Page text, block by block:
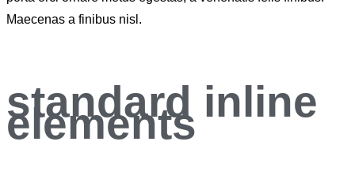
Maecenas a finibus nisl.
standard inline
elements